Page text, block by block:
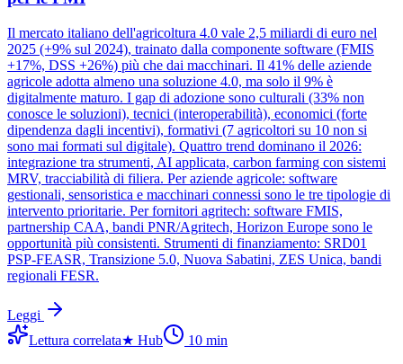
Il mercato italiano dell'agricoltura 4.0 vale 2,5 miliardi di euro nel
2025 (+9% sul 2024), trainato dalla componente software (FMIS
+17%, DSS +26%) più che dai macchinari. Il 41% delle aziende
agricole adotta almeno una soluzione 4.0, ma solo il 9% è
digitalmente maturo. I gap di adozione sono culturali (33% non
conosce le soluzioni), tecnici (interoperabilità), economici (forte
dipendenza dagli incentivi), formativi (7 agricoltori su 10 non si
sono mai formati sul digitale). Quattro trend dominano il 2026:
integrazione tra strumenti, AI applicata, carbon farming con sistemi
MRV, tracciabilità di filiera. Per aziende agricole: software
gestionali, sensoristica e macchinari connessi sono le tre tipologie di
intervento prioritarie. Per fornitori agritech: software FMIS,
partnership CAA, bandi PNR/Agritech, Horizon Europe sono le
opportunità più consistenti. Strumenti di finanziamento: SRD01
PSP-FEASR, Transizione 5.0, Nuova Sabatini, ZES Unica, bandi
regionali FESR.
Leggi
Lettura correlata★ Hub 10 min